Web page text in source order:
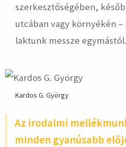
szerkesztőségében,
utcában vagy környékén
laktunk messze egymástól.
Kardos G. György
Az irodalmi
minden gyanúsabb